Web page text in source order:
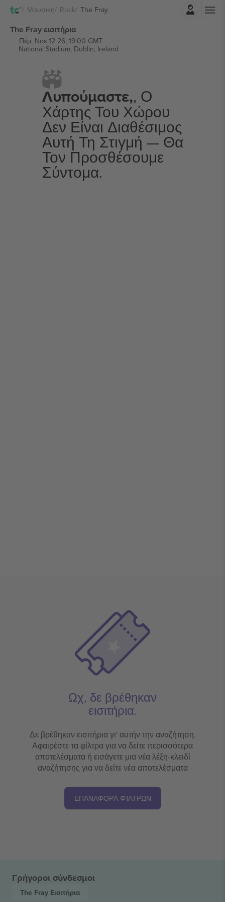
Μουσική Rock The Fray
The Fray εισιτήρια
Πέμ, Νοε 12 26, 19:00 GMT
National Stadium, Dublin, Ireland
Λυπούμαστε,, Ο
Χάρτης Του Χώρου
Δεν Είναι Διαθέσιμος
Αυτή Τη Στιγμή — Θα
Τον Προσθέσουμε
Σύντομα.
Ωχ, δε βρέθηκαν
εισιτήρια.
Δε βρέθηκαν εισιτήρια γι' αυτήν την αναζήτηση.
Αφαιρέστε τα φίλτρα για να δείτε περισσότερα
αποτελέσματα ή εισάγετε μια νέα λέξη-κλειδί
αναζήτησης για να δείτε νέα αποτελέσματα
ΕΠΑΝΑΦΟΡΆ ΦΊΛΤΡΩΝ
Γρήγοροι σύνδεσμοι
The Fray Εισιτήρια